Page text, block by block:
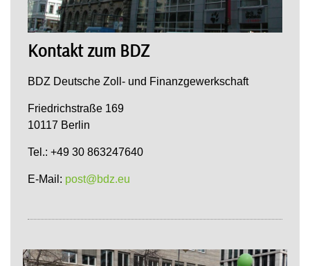
Kontakt zum BDZ
BDZ Deutsche Zoll- und Finanzgewerkschaft
Friedrichstraße 169
10117 Berlin
Tel.: +49 30 863247640
E-Mail: post@bdz.eu